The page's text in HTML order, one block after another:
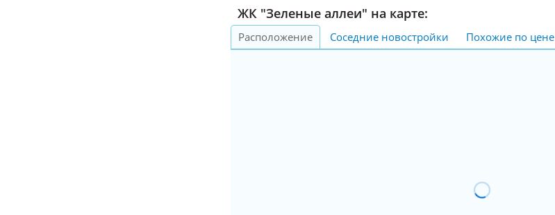
ЖК "Зеленые аллеи" на карте:
Расположение Соседние новостройки Похожие по цене